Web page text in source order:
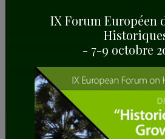
IX Forum Européen
- 7-9 octobre